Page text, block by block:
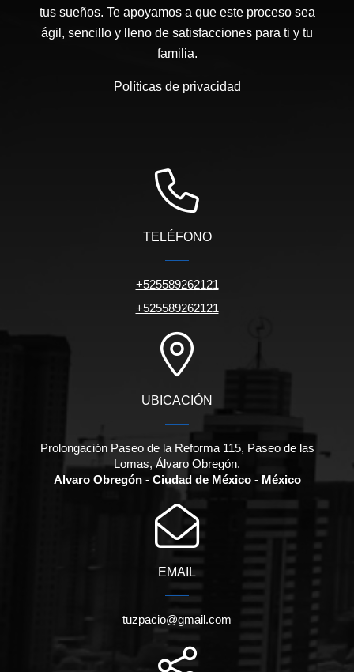
tus sueños. Te apoyamos a que este proceso sea
ágil, sencillo y lleno de satisfacciones para ti y tu
familia.
Políticas de privacidad
TELÉFONO
+525589262121
+525589262121
UBICACIÓN
Prolongación Paseo de la Reforma 115, Paseo de las
Lomas, Álvaro Obregón.
Alvaro Obregón - Ciudad de México - México
EMAIL
tuzpacio@gmail.com